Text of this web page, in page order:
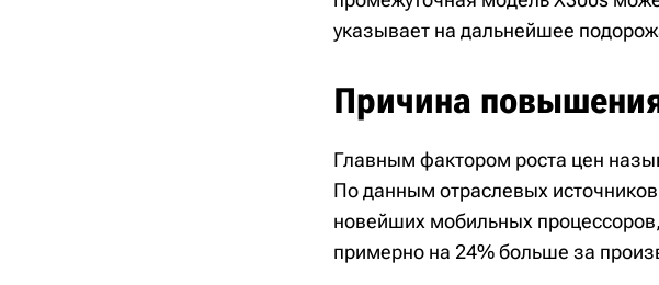
указывает на дальнейшее
Причина
Главным фактором роста цен
По данным отраслевых
новейших мобильных
примерно на 24% больше за